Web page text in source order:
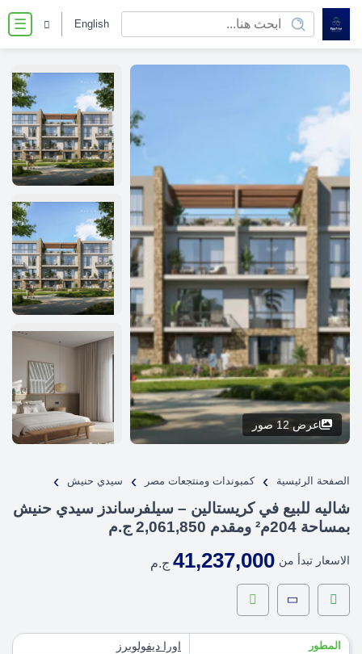
☰ English
عرض 12 صور
الصفحة الرئيسية › كمبوندات ومنتجعات مصر › سيدي حنيش ›
شاليه للبيع في كريستالين – سيلفرساندز سيدي حنيش
بمساحة 204م² ومقدم 2,061,850 ج.م
الاسعار تبدأ من 41,237,000 ج.م
المطور اورا ديفولوبرز